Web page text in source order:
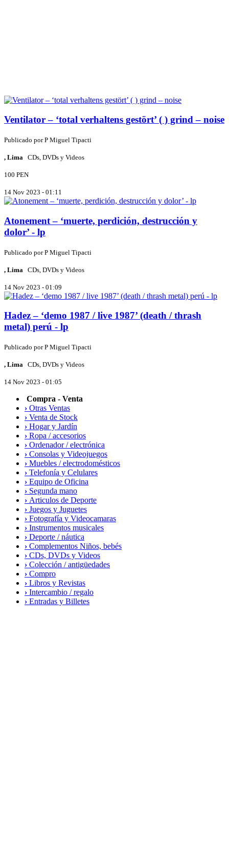
Ventilator – ‘total verhaltens gestört’ ( ) grind – noise
Publicado porP Miguel Tipacti
, Lima CDs, DVDs y Videos
100 PEN
14 Nov 2023 - 01:11
Atonement – ‘muerte, perdición, destrucción y
dolor’ - lp
Publicado porP Miguel Tipacti
, Lima CDs, DVDs y Videos
14 Nov 2023 - 01:09
Hadez – ‘demo 1987 / live 1987’ (death / thrash
metal) perú - lp
Publicado porP Miguel Tipacti
, Lima CDs, DVDs y Videos
14 Nov 2023 - 01:05
Compra - Venta
› Otras Ventas
› Venta de Stock
› Hogar y Jardín
› Ropa / accesorios
› Ordenador / electrónica
› Consolas y Videojuegos
› Muebles / electrodomésticos
› Telefonía y Celulares
› Equipo de Oficina
› Segunda mano
› Articulos de Deporte
› Juegos y Juguetes
› Fotografía y Videocamaras
› Instrumentos musicales
› Deporte / náutica
› Complementos Niños, bebés
› CDs, DVDs y Videos
› Colección / antigüedades
› Compro
› Libros y Revistas
› Intercambio / regalo
› Entradas y Billetes